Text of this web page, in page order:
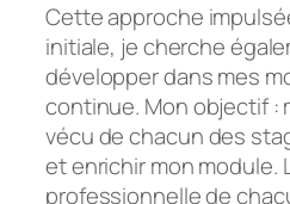
Cette approche
initiale, je cherche
développer dans mes
continue. Mon objectif :
vécu de chacun des
et enrichir mon module.
professionnelle de